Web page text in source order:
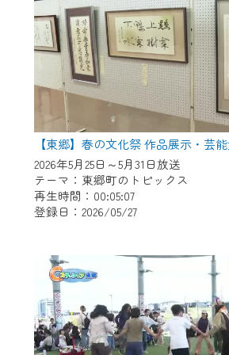
【東郷】春の文化祭 作品展示・芸
2026年5月25日～5月31日放送
テーマ：東郷町のトピックス
再生時間：00:05:07
登録日：2026/05/27